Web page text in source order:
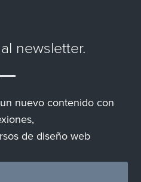
newsletter.
nuevo contenido con
de diseño web